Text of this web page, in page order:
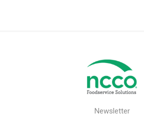
Newsletter